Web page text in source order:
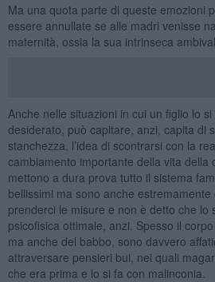
Ma una quota parte di queste emozioni
essere annullate se alle madri venisse
maternità, ossia la sua intrinseca
Anche nelle situazioni in cui un figlio lo
desiderato, può capitare, anzi, capita di
stanchezza, l’idea di scontrarsi con la
cambiamento importante della vita della
mettono a dura prova tutto il sistema
bellissimi ma sono anche
prenderci le misure e non è detto che lo
psicofisica ottimale, anzi. Spesso il
ma anche del babbo, sono davvero
attraversare pensieri bui, nei quali
che era prima e lo si fa con malinconia.